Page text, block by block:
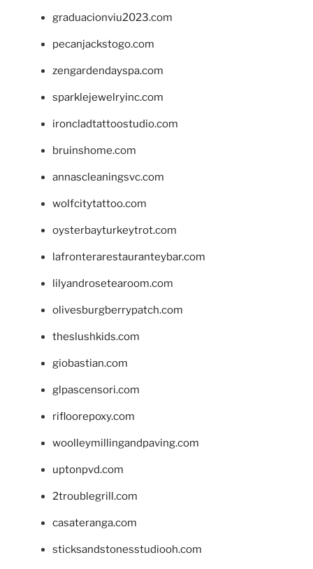
graduacionviu2023.com
pecanjackstogo.com
zengardendayspa.com
sparklejewelryinc.com
ironcladtattoostudio.com
bruinshome.com
annascleaningsvc.com
wolfcitytattoo.com
oysterbayturkeytrot.com
lafronterarestauranteybar.com
lilyandrosetearoom.com
olivesburgberrypatch.com
theslushkids.com
giobastian.com
glpascensori.com
rifloorepoxy.com
woolleymillingandpaving.com
uptonpvd.com
2troublegrill.com
casateranga.com
sticksandstonesstudiooh.com